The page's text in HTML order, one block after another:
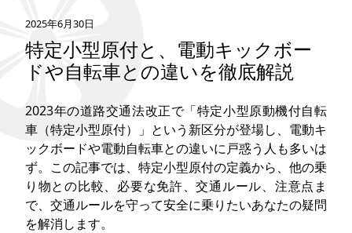
2025年6月30日
特定小型原付と、電動キックボー
ドや自転車との違いを徹底解説
2023年の道路交通法改正で「特定小型原動機付自転
車（特定小型原付）」という新区分が登場し、電動キ
ックボードや電動自転車との違いに戸惑う人も多いは
ず。この記事では、特定小型原付の定義から、他の乗
り物との比較、必要な免許、交通ルール、注意点ま
で、交通ルールを守って安全に乗りたいあなたの疑問
を解消します。